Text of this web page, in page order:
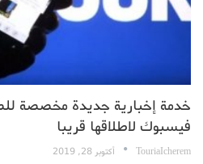
خدمة إخبارية جديدة مخصصة
فيسبوك لاطلاقها قريبا
TouriaIcherem أكتوبر 28, 2019